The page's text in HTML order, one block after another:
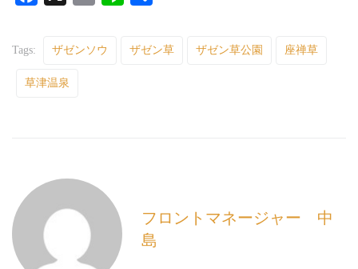
b
Tags: ザゼンソウ ザゼン草 ザゼン草公園 座禅草
草津温泉
フロントマネージャー 中
島